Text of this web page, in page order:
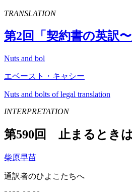
TRANSLATION
第2回「契約書の英訳〜
Nuts and bol
エベースト・キャシー
Nuts and bolts of legal translation
INTERPRETATION
第590回 止まるとき
柴原早苗
通訳者のひよこたちへ